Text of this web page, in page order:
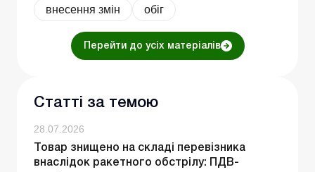
внесення змін
обіг
Перейти до усіх матеріалів
Статті за темою
28.07.2026
Товар знищено на складі перевізника
внаслідок ракетного обстрілу: ПДВ-